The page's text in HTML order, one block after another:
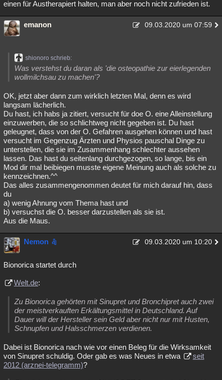
einen für Austherapiert halten, man aber noch nicht zufrieden ist.
emanon 09.03.2020 um 07:59
shionoro schrieb:
Was verstehst du daran als 'die osteopathie zur eierlegenden
wollmilchsau zu machen'?
OK, jetzt aber dann zum wirklich letzten Mal, denn es wird
langsam lächerlich.
Du hast, ich habs ja zitiert, versucht für doe O. eine Alleinstellung
einzuwerben, die so schlichtweg nicht gegeben ist. Du hast
geleugnet, dass von der O. Gefahren ausgehen können und hast
versucht im Gegenzug Ärzten und Physios pauschal Dinge zu
unterstellen, die sie im Zusammenhang schlechter aussehen
lassen. Das hast du seitenlang durchgezogen, so lange, bis ein
Mod dir mal beibiegen musste eigene Meinung auch als solche zu
kennzeichnen.^^
Das alles zusammengenommen deutet für mich darauf hin, dass
du
a) wenig Ahnung vom Thema hast und
b) versuchst die O. besser darzustellen als sie ist.
Aus die Maus.
Nemon 09.03.2020 um 10:20
Bionorica startet durch
Welt.de:
Zu Bionorica gehörten mit Sinupret und Bronchipret auch zwei
der meistverkauften Erkältungsmittel in Deutschland. Auf
Dauer will der Hersteller sein Geld aber nicht nur mit Husten,
Schnupfen und Halsschmerzen verdienen.
Dabei ist Bionorica nach wie vor einen Beleg für die Wirksamkeit
von Sinupret schuldig. Oder gab es was Neues in etwa
seit
2012 (arznei-telegramm)?